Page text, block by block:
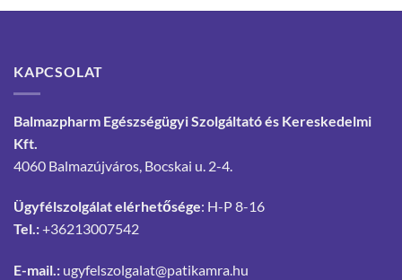
KAPCSOLAT
Balmazpharm Egészségügyi Szolgáltató és Kereskedelmi
Kft.
4060 Balmazújváros, Bocskai u. 2-4.
Ügyfélszolgálat elérhetősége: H-P 8-16
Tel.:+36213007542
E-mail.: ugyfelszolgalat@patikamra.hu